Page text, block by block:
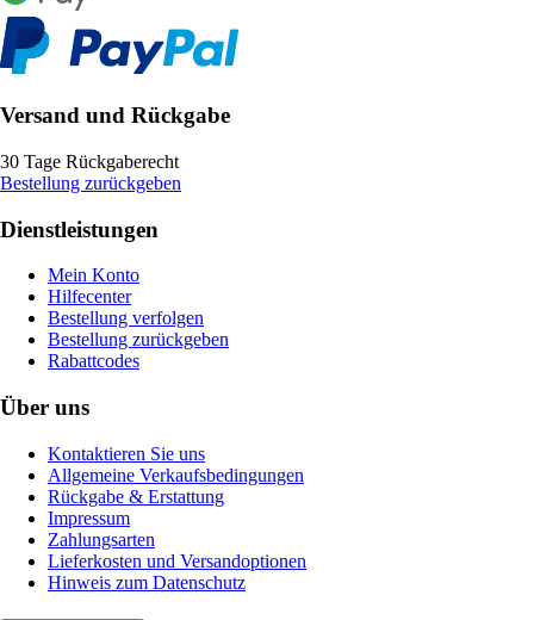
Versand und Rückgabe
30 Tage Rückgaberecht
Bestellung zurückgeben
Dienstleistungen
Mein Konto
Hilfecenter
Bestellung verfolgen
Bestellung zurückgeben
Rabattcodes
Über uns
Kontaktieren Sie uns
Allgemeine Verkaufsbedingungen
Rückgabe & Erstattung
Impressum
Zahlungsarten
Lieferkosten und Versandoptionen
Hinweis zum Datenschutz